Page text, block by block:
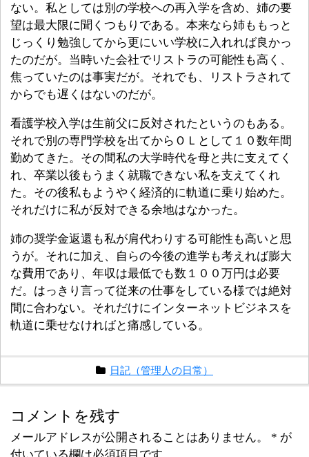
ない。私としては別の学校への再入学を含め、姉の要
望は最大限に聞くつもりである。本来なら姉ももっと
じっくり勉強してから更にいい学校に入れれば良かっ
たのだが。当時いた会社でリストラの可能性も高く、
焦っていたのは事実だが。それでも、リストラされて
からでも遅くはないのだが。
看護学校入学は生前父に反対されたというのもある。
それで別の専門学校を出てからＯＬとして１０数年間
勤めてきた。その間私の大学時代を母と共に支えてく
れ、卒業以後もうまく就職できない私を支えてくれ
た。その後私もようやく経済的に軌道に乗り始めた。
それだけに私が反対できる余地はなかった。
姉の奨学金返還も私が肩代わりする可能性も高いと思
うが。それに加え、自らの今後の進学も考えれば膨大
な費用であり、年収は最低でも数１００万円は必要
だ。はっきり言って従来の仕事をしている様では絶対
間に合わない。それだけにインターネットビジネスを
軌道に乗せなければと痛感している。
日記（管理人の日常）
コメントを残す
メールアドレスが公開されることはありません。 * が
付いている欄は必須項目です